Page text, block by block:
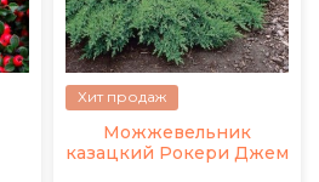
Хит продаж
Можжевельник
казацкий Рокери Джем